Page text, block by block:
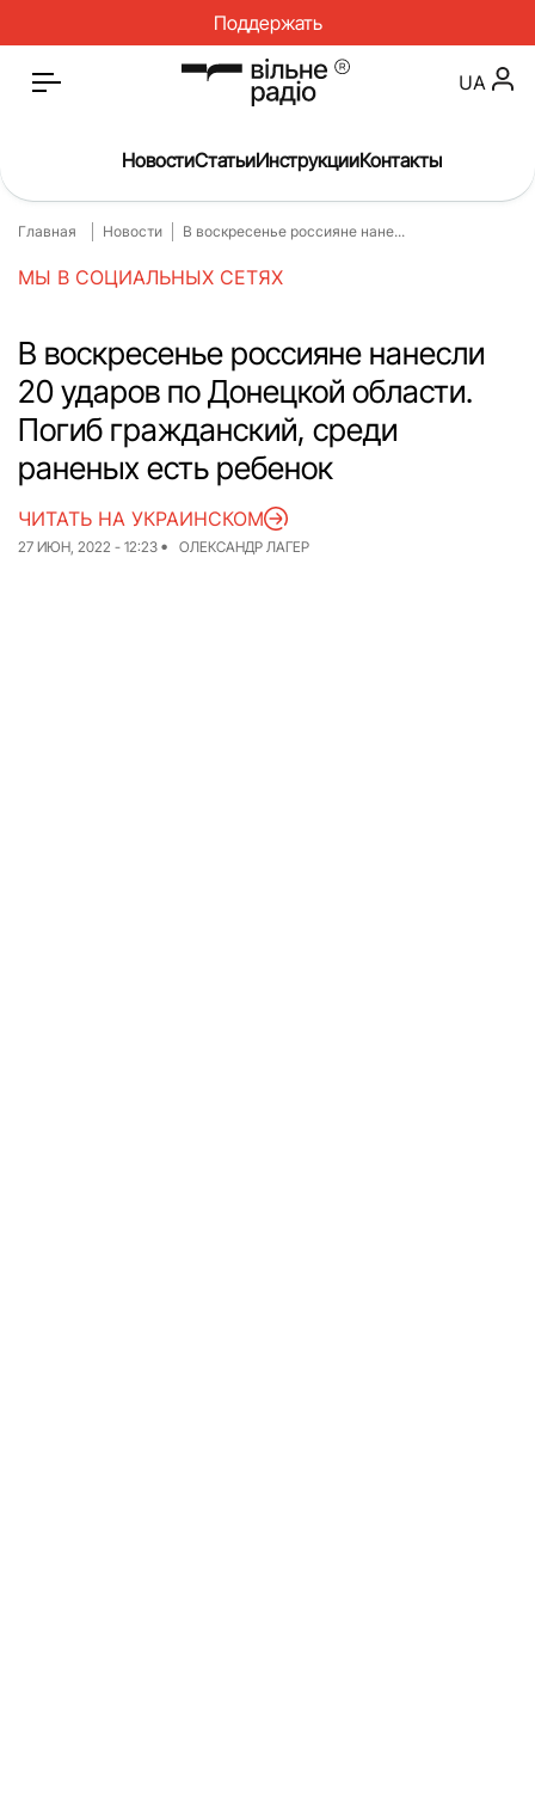
Поддержать
Главная
Новости
О нас
Инструкции
Спорт
Интервью
Досье
Репортаж
Блог
Проекты
Спецпроекты
Архив проектов
UA
НовостиСтатьиИнструкцииКонтакты
Главная Новости В воскресенье россияне нане...
МЫ В СОЦИАЛЬНЫХ СЕТЯХ
В воскресенье россияне нанесли
20 ударов по Донецкой области.
Погиб гражданский, среди
раненых есть ребенок
27 ИЮН, 2022 - 12:23 ОЛЕКСАНДР ЛАГЕР
ЧИТАТЬ НА УКРАИНСКОМ